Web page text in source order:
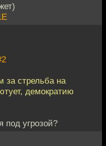
стрельба на
демократию
под угрозой?